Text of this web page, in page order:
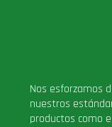
Nos esforzamos
nuestros
productos como